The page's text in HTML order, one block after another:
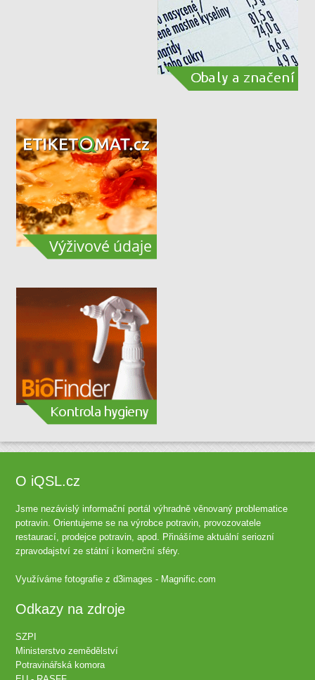
O iQSL.cz
Jsme nezávislý informační portál výhradně věnovaný problematice
potravin. Orientujeme se na výrobce potravin, provozovatele
restaurací, prodejce potravin, apod. Přinášíme aktuální seriozní
zpravodajství ze státní i komerční sféry.
Využíváme fotografie zd3images - Magnific.com
Odkazy na zdroje
SZPI
Ministerstvo zemědělství
Potravinářská komora